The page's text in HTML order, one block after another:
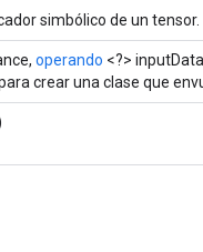
simbólico de un tensor.
operando <?>
crear una clase que